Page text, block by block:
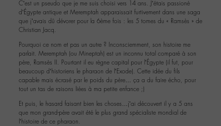
C’est un pseudo que je me suis choisi vers 14 ans. J’étais passioné
d’Égypte antique et Meremptah apparaissait furtivement dans une saga
que j’avais dû dévorer pour la 6ème fois : les 5 tomes du « Ramsès » de
Christian Jacq.
Pourquoi ce nom et pas un autre ? Inconsciemment, son histoire me
parlait. Meremptah (ou Mineptah) est un inconnu total comparé à son
père, Ramsès II. Pourtant il eu règne capital pour l’Égypte (il fut, pour
beaucoup d’historiens le pharaon de l’Exode). Cette idée du fils
capable mais écrasé par le poids du père… ça a du faire écho, pour
tout un tas de raisons liées à ma petite enfance ;)
Et puis, le hasard faisant bien les choses…j’ai découvert il y a 5 ans
que mon grand-père avait été le plus grand spécialiste mondial de
l’histoire de ce pharaon.